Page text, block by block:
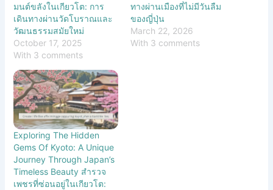
มนต์ขลังในเกียวโต: การ
เดินทางผ่านวัดโบราณและ
วัฒนธรรมสมัยใหม่
October 17, 2025
With 3 comments
ทางผ่านเมืองที่ไม่มีวันลืม
ของญี่ปุ่น
March 22, 2026
With 3 comments
Exploring The Hidden
Gems Of Kyoto: A Unique
Journey Through Japan’s
Timeless Beauty สำรวจ
เพชรที่ซ่อนอยู่ในเกียวโต: